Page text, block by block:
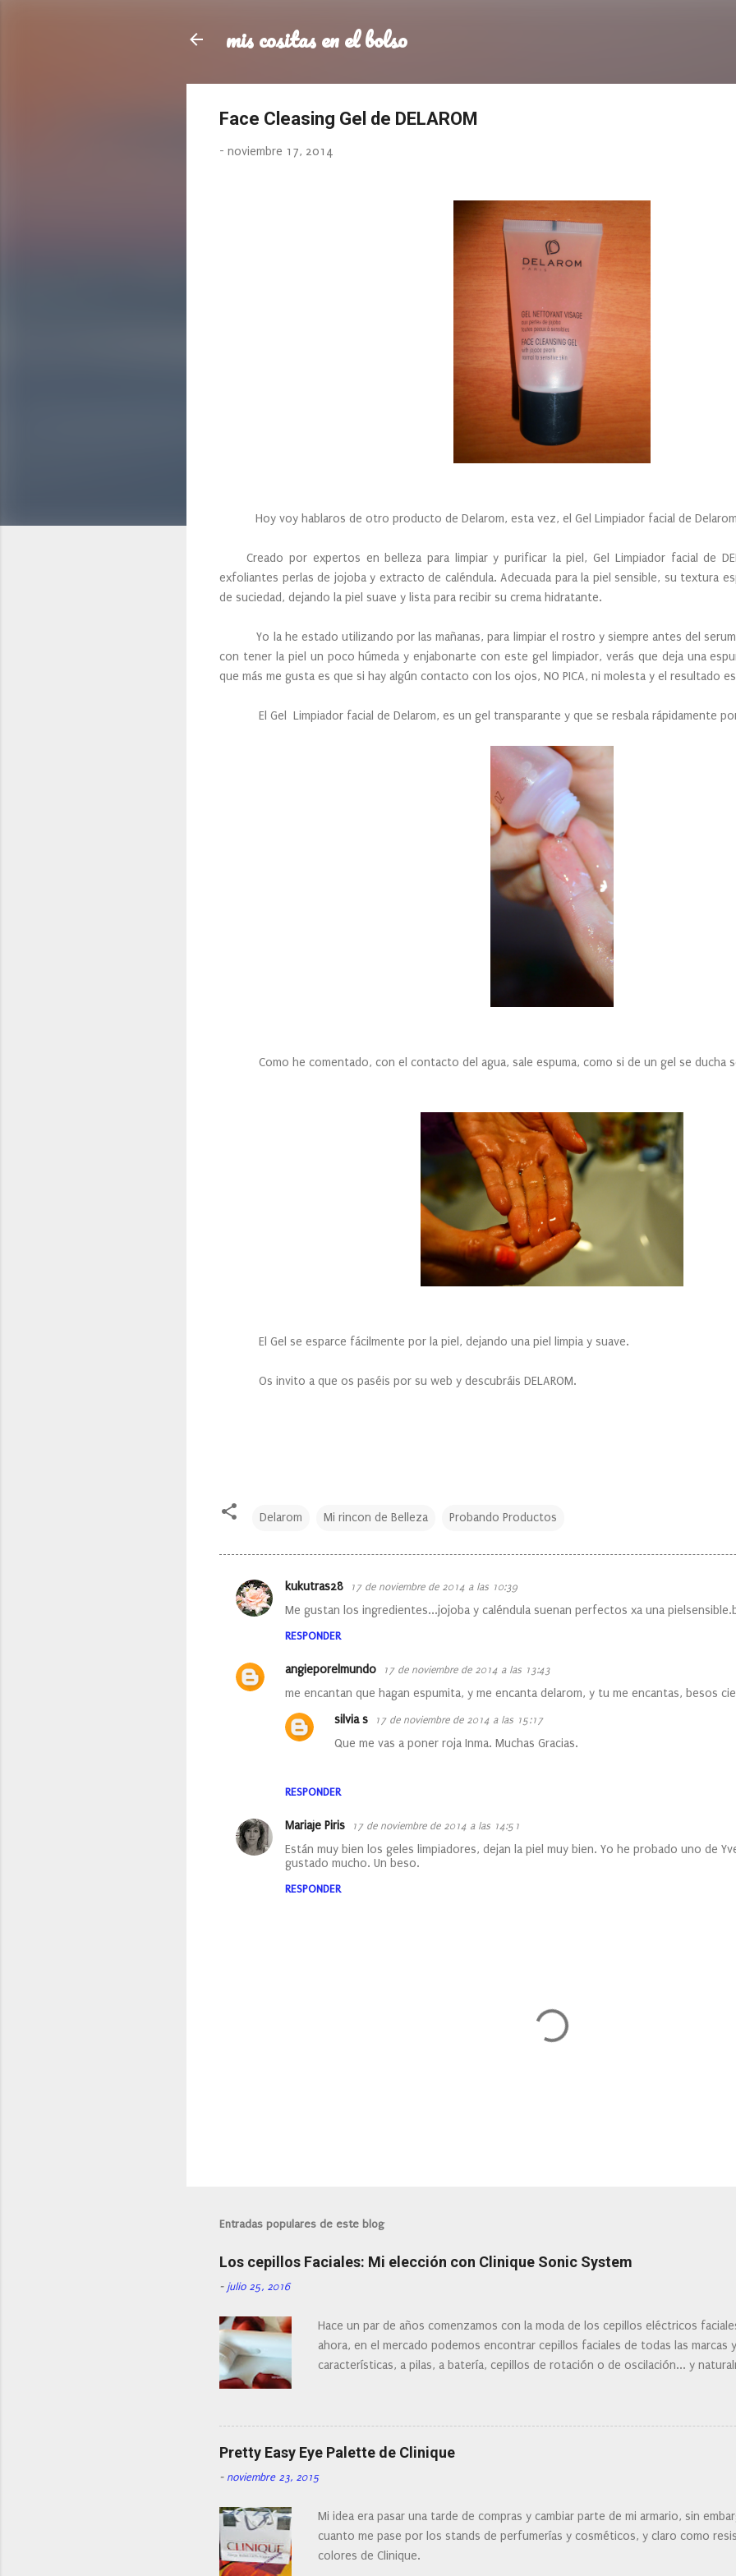
mis cositas en el bolso
Face Cleasing Gel de DELAROM
- noviembre 17, 2014
Hoy voy hablaros de otro producto de Delarom, esta vez, el Gel Limpiador facial de
Creado por expertos en belleza para limpiar y purificar la piel, Gel Limpiador facial de
exfoliantes perlas de jojoba y extracto de caléndula. Adecuada para la piel sensible, su textura
de suciedad, dejando la piel suave y lista para recibir su crema hidratante.
Yo la he estado utilizando por las mañanas, para limpiar el rostro y siempre antes del serum
con tener la piel un poco húmeda y enjabonarte con este gel limpiador, verás que deja una
que más me gusta es que si hay algún contacto con los ojos, NO PICA, ni molesta y el resultado
El Gel Limpiador facial de Delarom, es un gel transparante y que se resbala rápidamente
Como he comentado, con el contacto del agua, sale espuma, como si de un gel se ducha
El Gel se esparce fácilmente por la piel, dejando una piel limpia y suave.
Os invito a que os paséis por su web y descubráis DELAROM.
Delarom Mi rincon de Belleza Probando Productos
C
e
n
s
kukutras28 17 de noviembre de 2014 a las 10:39
Me gustan los ingredientes...jojoba y caléndula suenan perfectos xa una
RESPONDER
angieporelmundo 17 de noviembre de 2014 a las 13:43
me encantan que hagan espumita, y me encanta delarom, y tu me encantas, besos
RESPONDER
silvia s 17 de noviembre de 2014 a las 15:17
Que me vas a poner roja Inma. Muchas Gracias.
Mariaje Piris 17 de noviembre de 2014 a las 14:51
Están muy bien los geles limpiadores, dejan la piel muy bien. Yo he probado uno de
gustado mucho. Un beso.
RESPONDER
i
r
u
n
o
m
e
n
t
a
Entradas populares de este blog
Los cepillos Faciales: Mi elección con Clinique Sonic System
- julio 25, 2016
Hace un par de años comenzamos con la moda de los cepillos eléctricos
ahora, en el mercado podemos encontrar cepillos faciales de todas las marcas
características, a pilas, a batería, cepillos de rotación o de oscilación... y
¿Cual es mi tipo de piel? ¿Qué busco?... En este post os voy a dar mi opinión
facial de Clinique
Pretty Easy Eye Palette de Clinique
- noviembre 23, 2015
Mi idea era pasar una tarde de compras y cambiar parte de mi armario, sin
cuanto me pase por los stands de perfumerías y cosméticos, y claro como
colores de Clinique.